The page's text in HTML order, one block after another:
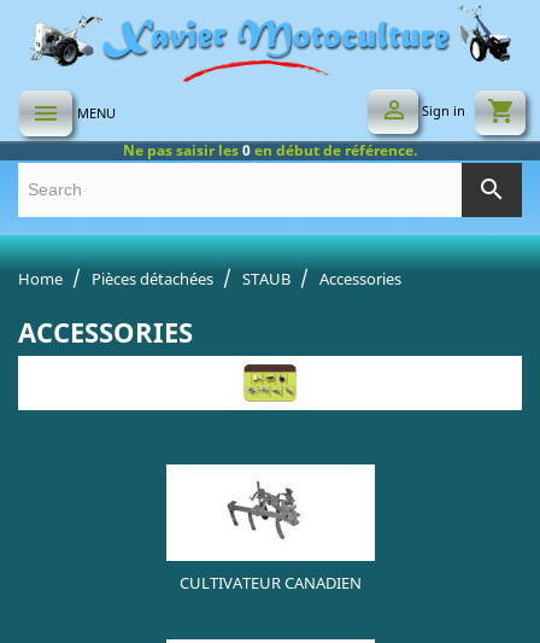
 MENU shopping_cart
 Sign in
search
Ne pas saisir les0en début de référence.
Home Pièces détachées STAUB Accessories
ACCESSORIES
CULTIVATEUR CANADIEN